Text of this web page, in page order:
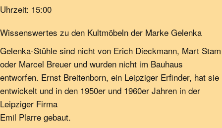
Uhrzeit: 15:00
Wissenswertes zu den Kultmöbeln der Marke Gelenka
Gelenka-Stühle sind nicht von Erich Dieckmann, Mart Stam
oder Marcel Breuer und wurden nicht im Bauhaus
entworfen. Ernst Breitenborn, ein Leipziger Erfinder, hat sie
entwickelt und in den 1950er und 1960er Jahren in der
Leipziger Firma
Emil Plarre gebaut.